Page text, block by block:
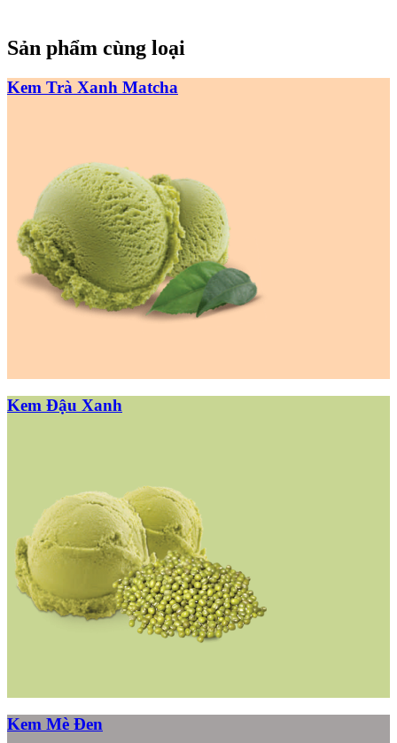
Sản phẩm cùng loại
Kem Trà Xanh Matcha
Kem Đậu Xanh
Kem Mè Đen